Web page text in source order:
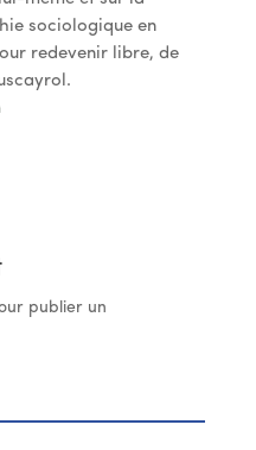
sociologique en
redevenir libre, de
publier un